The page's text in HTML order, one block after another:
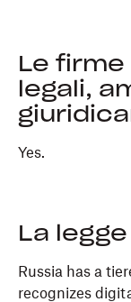
Le
legali,
Yes.
La
Russia has a
recognizes